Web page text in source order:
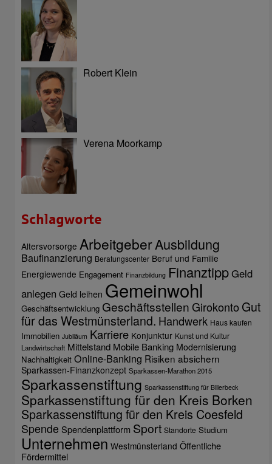
Robert Klein
Verena Moorkamp
Schlagworte
Altersvorsorge ArbeitgeberAusbildung
Baufinanzierung Beratungscenter Beruf und Familie
Energiewende Engagement Finanzbildung FinanztippGeld
anlegen Geld leihen Gemeinwohl
Geschäftsentwicklung Geschäftsstellen Girokonto Gut
für das Westmünsterland. Handwerk Haus kaufen
Immobilien Jubiläum Karriere Konjunktur Kunst und Kultur
Landwirtschaft Mittelstand Mobile Banking Modernisierung
Nachhaltigkeit Online-Banking Risiken absichern
Sparkassen-Finanzkonzept Sparkassen-Marathon 2015
Sparkassenstiftung Sparkassenstiftung für Billerbeck
Sparkassenstiftung für den Kreis Borken
Sparkassenstiftung für den Kreis Coesfeld
Spende Spendenplattform Sport Standorte Studium
Unternehmen Westmünsterland Öffentliche
Fördermittel